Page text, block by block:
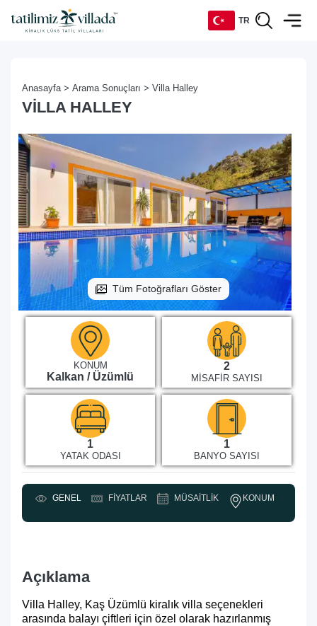
TR
RU
Anasayfa > Arama Sonuçları > Villa Halley
VILLA HALLEY
Tüm Fotoğrafları Göster
KONUM
Kalkan / Üzümlü
2
MISAFIR SAYISI
1
YATAK ODASI
1
BANYO SAYISI
GENEL FIYATLAR MÜSAITLIK KONUM
Açıklama
Villa Halley, Kaş Üzümlü kiralık villa seçenekleri
arasında balayı çiftleri için özel olarak hazırlanmış